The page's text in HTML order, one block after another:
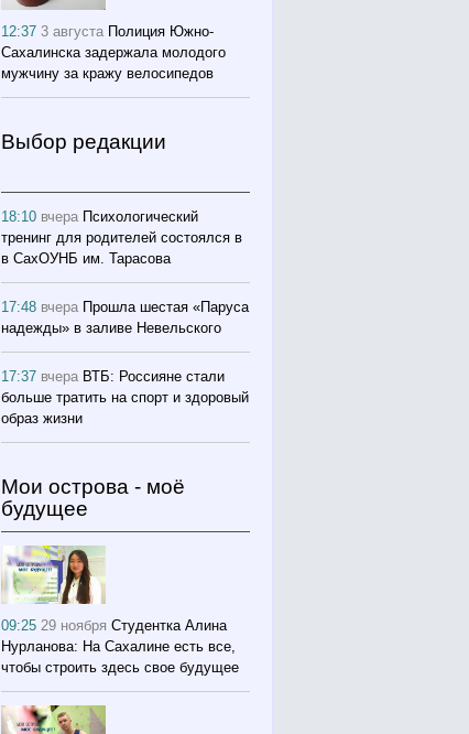
12:373 августа Полиция Южно-
Сахалинска задержала молодого
мужчину за кражу велосипедов
Выбор редакции
18:10 вчера Психологический
тренинг для родителей состоялся в
в СахОУНБ им. Тарасова
17:48 вчера Прошла шестая «Паруса
надежды» в заливе Невельского
17:37 вчера ВТБ: Россияне стали
больше тратить на спорт и здоровый
образ жизни
Мои острова - моё
будущее
09:2529 ноября Студентка Алина
Нурланова: На Сахалине есть все,
чтобы строить здесь свое будущее